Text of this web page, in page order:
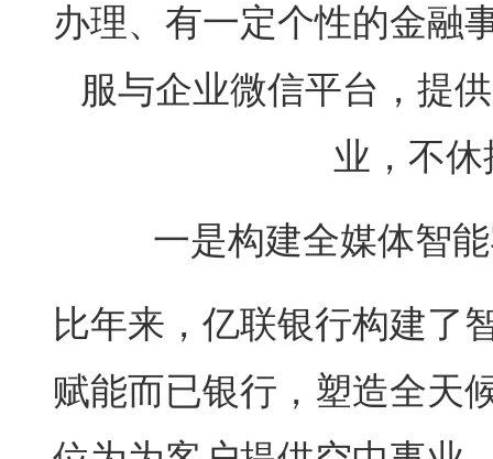
办理、有一定个性的金融
服与企业微信平台，提
业，不
一是构建全媒体智
比年来，亿联银行构建了
赋能而已银行，塑造全天